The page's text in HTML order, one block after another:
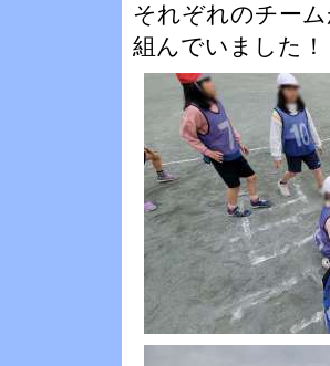
それぞれのチー
組んでいました！